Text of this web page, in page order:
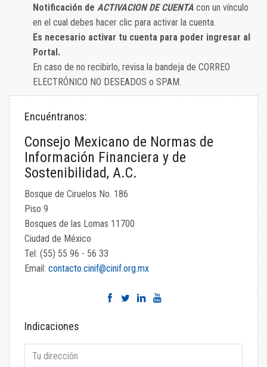
Notificación de ACTIVACION DE CUENTA con un vínculo
en el cual debes hacer clic para activar la cuenta.
Es necesario activar tu cuenta para poder ingresar al
Portal.
En caso de no recibirlo, revisa la bandeja de CORREO
ELECTRÓNICO NO DESEADOS o SPAM.
Encuéntranos:
Consejo Mexicano de Normas de
Información Financiera y de
Sostenibilidad, A.C.
Bosque de Ciruelos No. 186
Piso 9
Bosques de las Lomas 11700
Ciudad de México
Tel: (55) 55 96 - 56 33
Email: contacto.cinif@cinif.org.mx
Indicaciones